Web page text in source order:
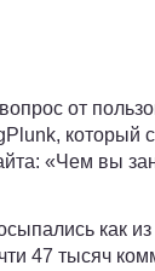
от
который
«Чем вы
как
47 тысяч